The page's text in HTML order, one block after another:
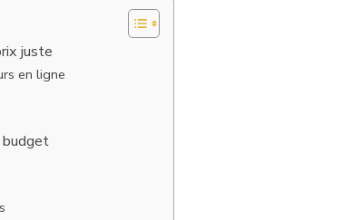
juste
en ligne